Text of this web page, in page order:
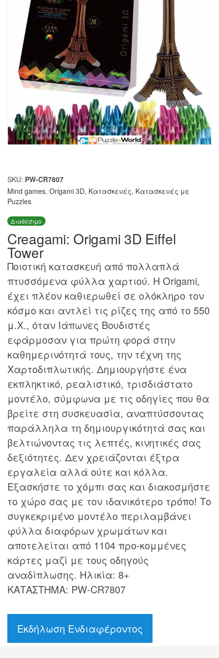
SKU: PW-CR7807
Mind games, Origami 3D, Κατασκευές, Κατασκευές με
Puzzles
Διαθέσιμο
Creagami: Origami 3D Eiffel
Tower
Ποιοτική κατασκευή από πολλαπλά
πτυσσόμενα φύλλα χαρτιού. Η Origami,
έχει πλέον καθιερωθεί σε ολόκληρο τον
κόσμο και αντλεί τις ρίζες της από το 550
μ.Χ., όταν Ιάπωνες Βουδιστές
εφάρμοσαν για πρώτη φορά στην
καθημερινότητά τους, την τέχνη της
Χαρτοδιπλωτικής. Δημιουργήστε ένα
εκπληκτικό, ρεαλιστικό, τρισδιάστατο
μοντέλο, σύμφωνα με τις οδηγίες που θα
βρείτε στη συσκευασία, αναπτύσσοντας
παράλληλα τη δημιουργικότητά σας και
βελτιώνοντας τις λεπτές, κινητικές σας
δεξιότητες. Δεν χρειάζονται έξτρα
εργαλεία αλλά ούτε και κόλλα.
Εξασκήστε το χόμπι σας και διακοσμήστε
το χώρο σας με τον ιδανικότερο τρόπο! Το
συγκεκριμένο μοντέλο περιλαμβάνει
φύλλα διαφόρων χρωμάτων και
αποτελείται από 1104 προ-κομμένες
κάρτες μαζί με τους οδηγούς
αναδίπλωσης. Ηλικία: 8+
ΚΑΤΑΣΤΗΜΑ: PW-CR7807
Εκδήλωση Ενδιαφέροντος